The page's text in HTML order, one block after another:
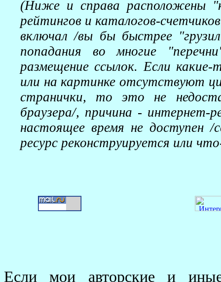
(Ниже и справа расположены
рейтингов и каталогов-
включал /вы бы быстрее
попадания во многие
размещение ссылок. Если
или на картинке отсутствуют
странички, то это не
браузера/, причина - интернет-
настоящее время не доступен /
ресурс реконструируется или
Если мои авторские и